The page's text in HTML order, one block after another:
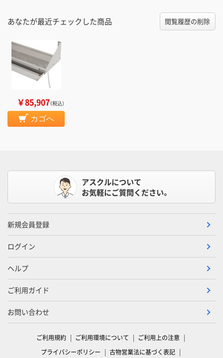
あなたが最近チェックした商品 閲覧履歴の削除
￥85,907（税込）
カゴへ
アスクルについて
お気軽にご質問ください。
新規会員登録
ログイン
ヘルプ
ご利用ガイド
お問い合わせ
ご利用規約 ご利用環境について
ご利用上の注意
プライバシーポリシー
古物営業法に基づく表記